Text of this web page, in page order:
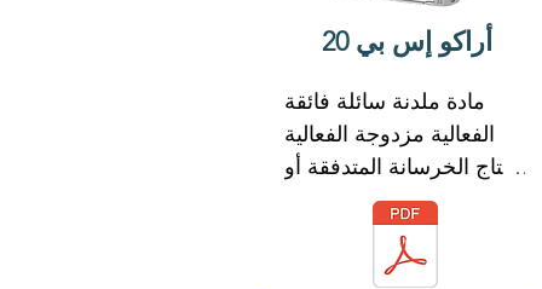
أراكو إس بي 20
مادة ملدنة سائلة فائقة
الفعالية مزدوجة الفعالية
لإنتاج الخرسانة المتدفقة أو
كعامل كبير لخفض المياه
لتعزيز قوة الخرسانة عالية